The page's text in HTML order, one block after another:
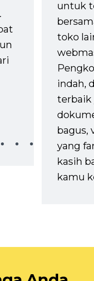
untuk
toko
indah,
terbaik
bagus,
yang
kasih
kamu